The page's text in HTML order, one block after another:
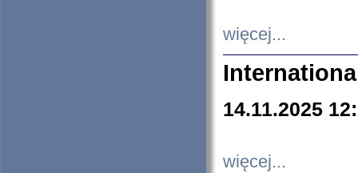
więcej...
14.11.2025
więcej...